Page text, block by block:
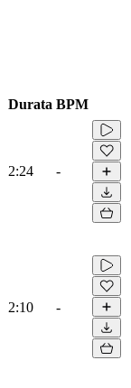
Durata BPM
2:24 -
2:10 -